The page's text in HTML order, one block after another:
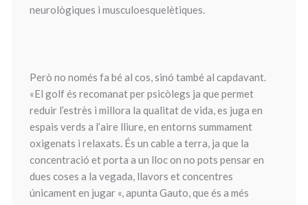
neurològiques i musculoesquelètiques.
Però no només fa bé al cos, sinó també al capdavant.
«El golf és recomanat per psicòlegs ja que permet
reduir l’estrès i millora la qualitat de vida, es juga en
espais verds a l’aire lliure, en entorns summament
oxigenats i relaxats. És un cable a terra, ja que la
concentració et porta a un lloc on no pots pensar en
dues coses a la vegada, llavors et concentres
únicament en jugar «, apunta Gauto, que és a més